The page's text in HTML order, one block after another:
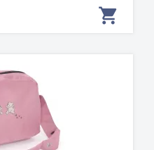
shopping_cart